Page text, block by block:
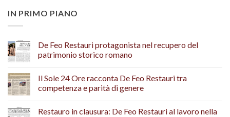
IN PRIMO PIANO
De Feo Restauri protagonista nel recupero del
patrimonio storico romano
Il Sole 24 Ore racconta De Feo Restauri tra
competenza e parità di genere
Restauro in clausura: De Feo Restauri al lavoro nella